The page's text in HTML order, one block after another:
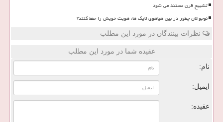
تشییع قرن مستند می شود
نوجوانان چطور در بین هیاهوی لایک ها، هویت خویش را حفظ کنند؟
نظرات بینندگان در مورد این مطلب
عقیده شما در مورد این مطلب
نام:
ایمیل:
عقیده: